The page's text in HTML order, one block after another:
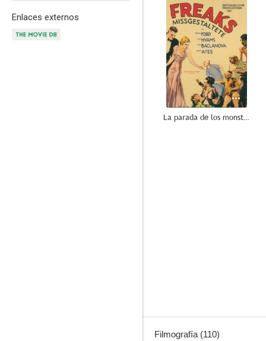
Enlaces externos
La parada de los monstruos
Filmografía (110)